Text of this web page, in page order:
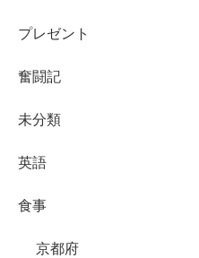
プレゼント
奮闘記
未分類
英語
食事
京都府